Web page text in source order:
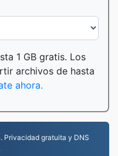
1 GB gratis. Los
archivos de hasta
ahora.
Privacidad gratuita y DNS